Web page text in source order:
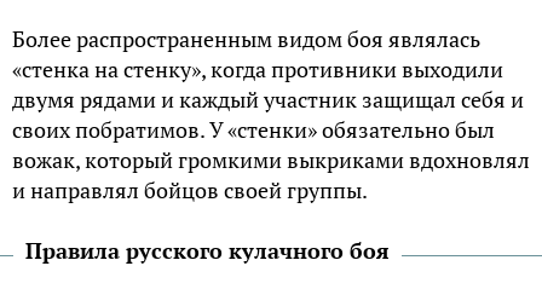
Более распространенным видом боя являлась
«стенка на стенку», когда противники выходили
двумя рядами и каждый участник защищал себя и
своих побратимов. У «стенки» обязательно был
вожак, который громкими выкриками вдохновлял
и направлял бойцов своей группы.
Правила русского кулачного боя